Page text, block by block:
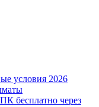
условия 2026
бесплатно через